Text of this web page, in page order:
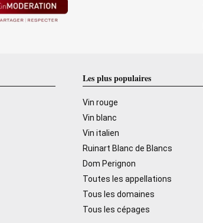
Les plus populaires
Vin rouge
Vin blanc
Vin italien
Ruinart Blanc de Blancs
Dom Perignon
Toutes les appellations
Tous les domaines
Tous les cépages